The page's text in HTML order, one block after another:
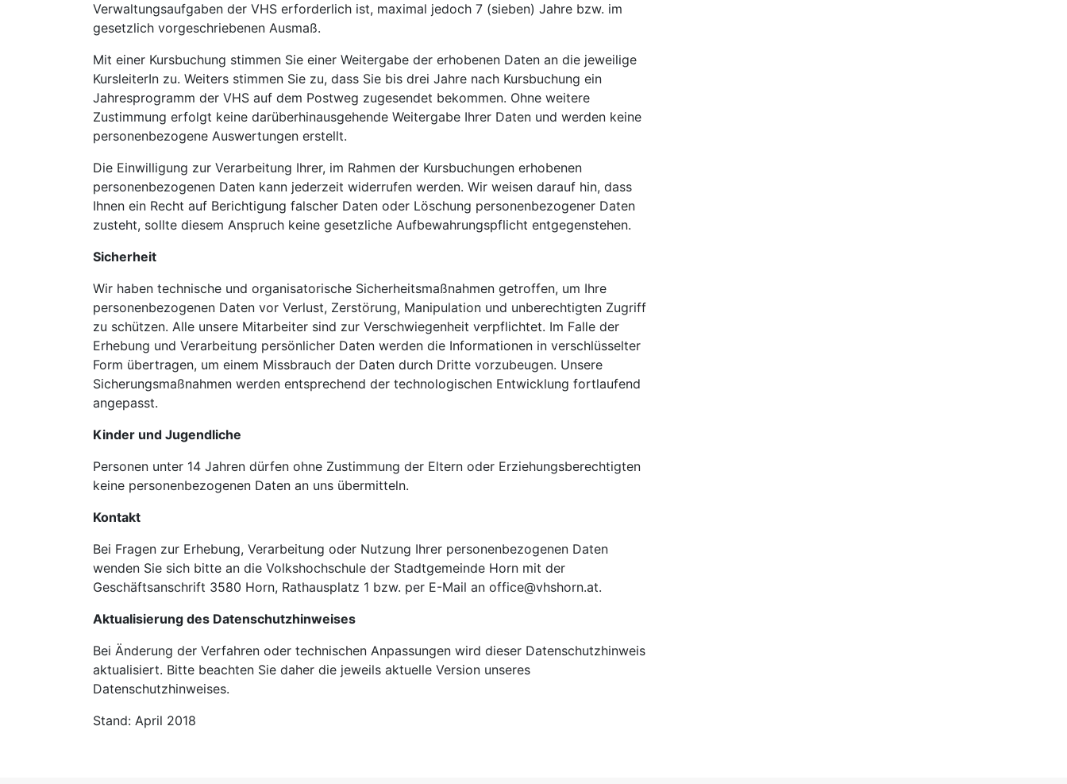
Verwaltungsaufgaben der VHS erforderlich ist, maximal jedoch 7 (sieben) Jahre bzw. im
gesetzlich vorgeschriebenen Ausmaß.
Mit einer Kursbuchung stimmen Sie einer Weitergabe der erhobenen Daten an die jeweilige
KursleiterIn zu. Weiters stimmen Sie zu, dass Sie bis drei Jahre nach Kursbuchung ein
Jahresprogramm der VHS auf dem Postweg zugesendet bekommen. Ohne weitere
Zustimmung erfolgt keine darüberhinausgehende Weitergabe Ihrer Daten und werden keine
personenbezogene Auswertungen erstellt.
Die Einwilligung zur Verarbeitung Ihrer, im Rahmen der Kursbuchungen erhobenen
personenbezogenen Daten kann jederzeit widerrufen werden. Wir weisen darauf hin, dass
Ihnen ein Recht auf Berichtigung falscher Daten oder Löschung personenbezogener Daten
zusteht, sollte diesem Anspruch keine gesetzliche Aufbewahrungspflicht entgegenstehen.
Sicherheit
Wir haben technische und organisatorische Sicherheitsmaßnahmen getroffen, um Ihre
personenbezogenen Daten vor Verlust, Zerstörung, Manipulation und unberechtigten Zugriff
zu schützen. Alle unsere Mitarbeiter sind zur Verschwiegenheit verpflichtet. Im Falle der
Erhebung und Verarbeitung persönlicher Daten werden die Informationen in verschlüsselter
Form übertragen, um einem Missbrauch der Daten durch Dritte vorzubeugen. Unsere
Sicherungsmaßnahmen werden entsprechend der technologischen Entwicklung fortlaufend
angepasst.
Kinder und Jugendliche
Personen unter 14 Jahren dürfen ohne Zustimmung der Eltern oder Erziehungsberechtigten
keine personenbezogenen Daten an uns übermitteln.
Kontakt
Bei Fragen zur Erhebung, Verarbeitung oder Nutzung Ihrer personenbezogenen Daten
wenden Sie sich bitte an die Volkshochschule der Stadtgemeinde Horn mit der
Geschäftsanschrift 3580 Horn, Rathausplatz 1 bzw. per E-Mail an office@vhshorn.at.
Aktualisierung des Datenschutzhinweises
Bei Änderung der Verfahren oder technischen Anpassungen wird dieser Datenschutzhinweis
aktualisiert. Bitte beachten Sie daher die jeweils aktuelle Version unseres
Datenschutzhinweises.
Stand: April 2018